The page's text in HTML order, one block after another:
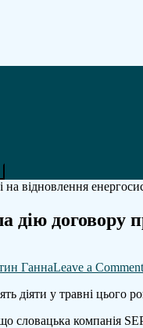
договору
ГаннаLeave a Comment
діяти у травні цього
словацька компанія